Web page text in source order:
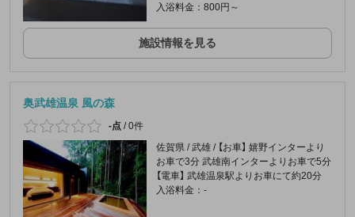
入浴料金：800円～
施設情報を見る
奥武雄温泉 風の森
-点 /0件
佐賀県 / 武雄 / 【お車】 嬉野インターより
お車で3分 武雄南インターよりお車で5分
【電車】 武雄温泉駅よりお車にて約20分
入浴料金：-